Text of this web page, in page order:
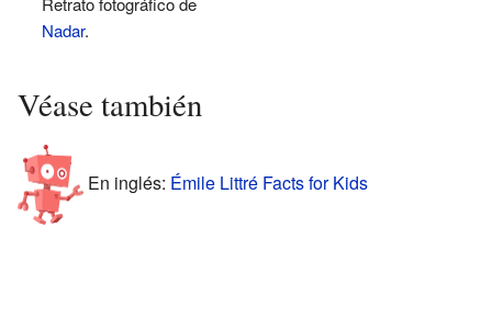
Nadar.
Véase también
En inglés: Émile Littré Facts for Kids